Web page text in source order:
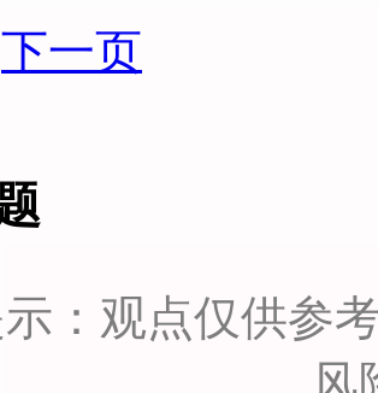
下一页
：观点仅供参
风